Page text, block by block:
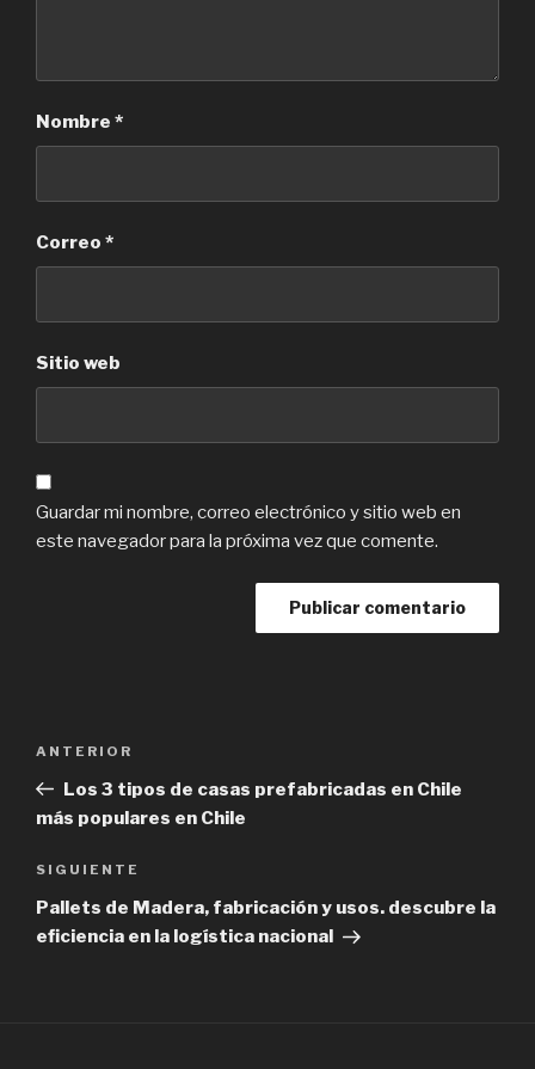
Nombre *
Correo *
Sitio web
Guardar mi nombre, correo electrónico y sitio web en
este navegador para la próxima vez que comente.
entradas
Previous
Post
ANTERIOR
Los 3 tipos de casas prefabricadas en Chile
más populares en Chile
Next
Post
SIGUIENTE
Pallets de Madera, fabricación y usos. descubre la
eficiencia en la logística nacional